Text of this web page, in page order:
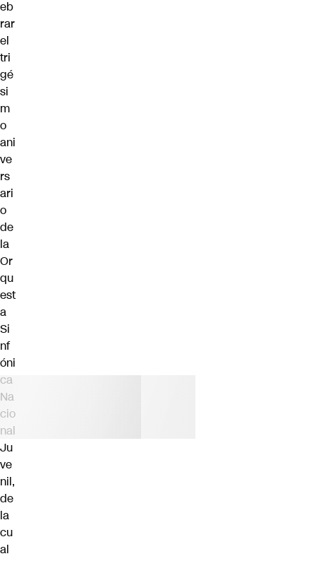
eb
rar
el
tri
gé
si
m
o
ani
ve
rs
ari
o
de
la
Or
qu
est
a
Si
nf
óni
ca
Na
cio
nal
Ju
ve
nil,
de
la
cu
al